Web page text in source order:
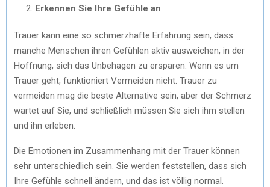
Erkennen Sie Ihre Gefühle an
Trauer kann eine so schmerzhafte Erfahrung sein, dass
manche Menschen ihren Gefühlen aktiv ausweichen, in der
Hoffnung, sich das Unbehagen zu ersparen. Wenn es um
Trauer geht, funktioniert Vermeiden nicht. Trauer zu
vermeiden mag die beste Alternative sein, aber der Schmerz
wartet auf Sie, und schließlich müssen Sie sich ihm stellen
und ihn erleben.
Die Emotionen im Zusammenhang mit der Trauer können
sehr unterschiedlich sein. Sie werden feststellen, dass sich
Ihre Gefühle schnell ändern, und das ist völlig normal.